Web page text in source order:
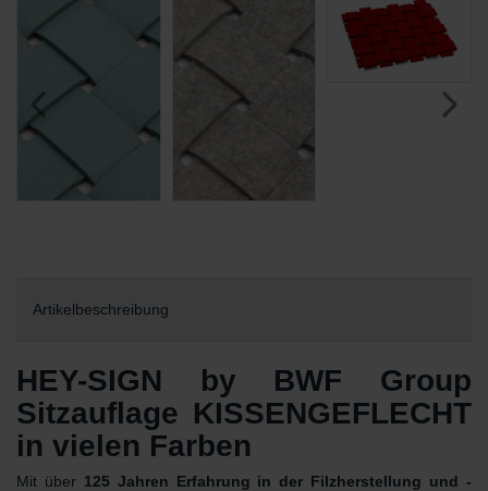
Artikelbeschreibung
HEY-SIGN by BWF Group
Sitzauflage KISSENGEFLECHT
in vielen Farben
Mit über 125 Jahren Erfahrung in der Filzherstellung und -